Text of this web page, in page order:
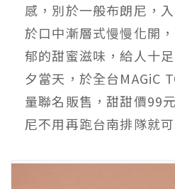
感，別於一般布朗尼，
於口中漸層式慢慢化開
郁的甜蜜滋味，給人十
夕當天，於全台MAGiC
量聯名販售，甜甜價99
尼不用再跑台南排隊就可